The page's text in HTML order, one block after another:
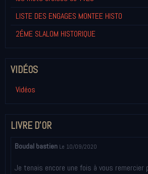
LISTE DES ENGAGES MONTEE HISTO
2ÉME SLALOM HISTORIQUE
VIDÉOS
Vidéos
LIVRE D'OR
Boudal bastien Le 10/09/2020
Je tenais encore une fois à vous remercier